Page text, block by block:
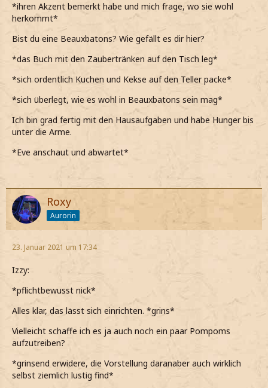
*ihren Akzent bemerkt habe und mich frage, wo sie wohl
herkommt*
Bist du eine Beauxbatons? Wie gefällt es dir hier?
*das Buch mit den Zaubertränken auf den Tisch leg*
*sich ordentlich Kuchen und Kekse auf den Teller packe*
*sich überlegt, wie es wohl in Beauxbatons sein mag*
Ich bin grad fertig mit den Hausaufgaben und habe Hunger bis
unter die Arme.
*Eve anschaut und abwartet*
Roxy
Aurorin
23. Januar 2021 um 17:34
Izzy:
*pflichtbewusst nick*
Alles klar, das lässt sich einrichten. *grins*
Vielleicht schaffe ich es ja auch noch ein paar Pompoms
aufzutreiben?
*grinsend erwidere, die Vorstellung daranaber auch wirklich
selbst ziemlich lustig find*